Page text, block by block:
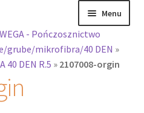
Menu
WEGA - Pończosznictwo
grube/mikrofibra/40 DEN »
40 DEN R.5 » 2107008-orgin